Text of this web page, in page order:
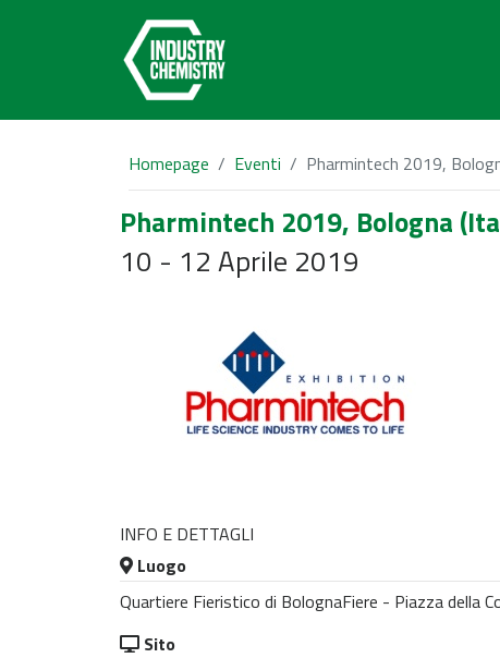
Homepage Eventi Pharmintech 2019,
Pharmintech 2019, Bologna
10 - 12 Aprile 2019
INFO E DETTAGLI
Luogo
Quartiere Fieristico di BolognaFiere - Piazza della
Sito